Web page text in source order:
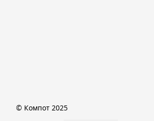
© Компот 2025